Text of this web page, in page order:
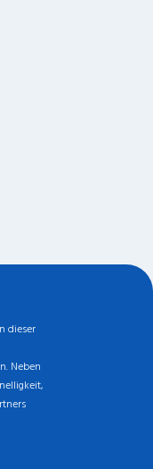
dieser
Neben